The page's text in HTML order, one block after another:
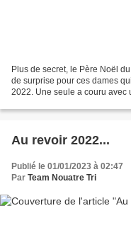
Plus de secret, le Père Noël
de surprise pour ces dames
2022. Une seule a couru avec
Au revoir 2022...
Publié le 01/01/2023 à 02:47
Par Team Nouatre Tri